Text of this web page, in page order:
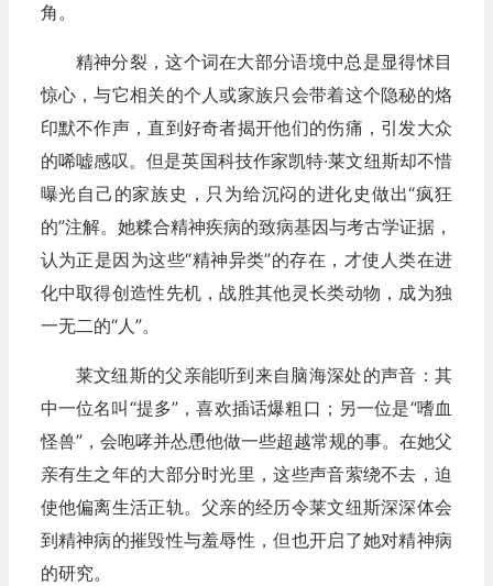
角。
精神分裂，这个词在大部分语境中总是显得怵目
惊心，与它相关的个人或家族只会带着这个隐秘的烙
印默不作声，直到好奇者揭开他们的伤痛，引发大众
的唏嘘感叹。但是英国科技作家凯特·莱文纽斯却不惜
曝光自己的家族史，只为给沉闷的进化史做出“疯狂
的”注解。她糅合精神疾病的致病基因与考古学证据，
认为正是因为这些“精神异类”的存在，才使人类在进
化中取得创造性先机，战胜其他灵长类动物，成为独
一无二的“人”。
莱文纽斯的父亲能听到来自脑海深处的声音：其
中一位名叫“提多”，喜欢插话爆粗口；另一位是“嗜血
怪兽”，会咆哮并怂恿他做一些超越常规的事。在她父
亲有生之年的大部分时光里，这些声音萦绕不去，迫
使他偏离生活正轨。父亲的经历令莱文纽斯深深体会
到精神病的摧毁性与羞辱性，但也开启了她对精神病
的研究。